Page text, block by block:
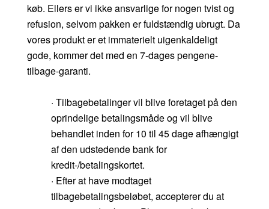
køb. Ellers er vi ikke ansvarlige for nogen tvist og
refusion, selvom pakken er fuldstændig ubrugt. Da
vores produkt er et immaterielt uigenkaldeligt
gode, kommer det med en 7-dages pengene-
tilbage-garanti.
· Tilbagebetalinger vil blive foretaget på den
oprindelige betalingsmåde og vil blive
behandlet inden for 10 til 45 dage afhængigt
af den udstedende bank for
kredit-/betalingskortet.
· Efter at have modtaget
tilbagebetalingsbeløbet, accepterer du at